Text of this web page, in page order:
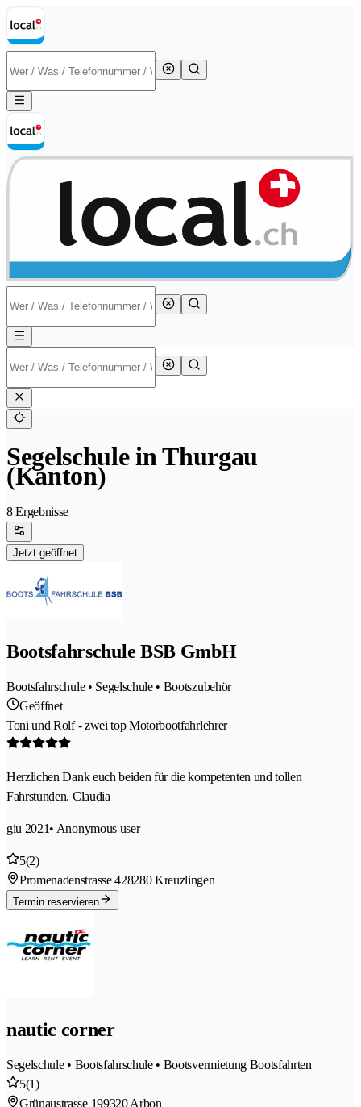
Segelschule in Thurgau
(Kanton)
8 Ergebnisse
Jetzt geöffnet
Bootsfahrschule BSB GmbH
Bootsfahrschule • Segelschule • Bootszubehör
Geöffnet
Toni und Rolf - zwei top Motorbootfahrlehrer
Herzlichen Dank euch beiden für die kompetenten und tollen
Fahrstunden. Claudia
giu 2021• Anonymous user
5(2)
Promenadenstrasse 428280 Kreuzlingen
Termin reservieren
nautic corner
Segelschule • Bootsfahrschule • Bootsvermietung Bootsfahrten
5(1)
Grünaustrasse 199320 Arbon